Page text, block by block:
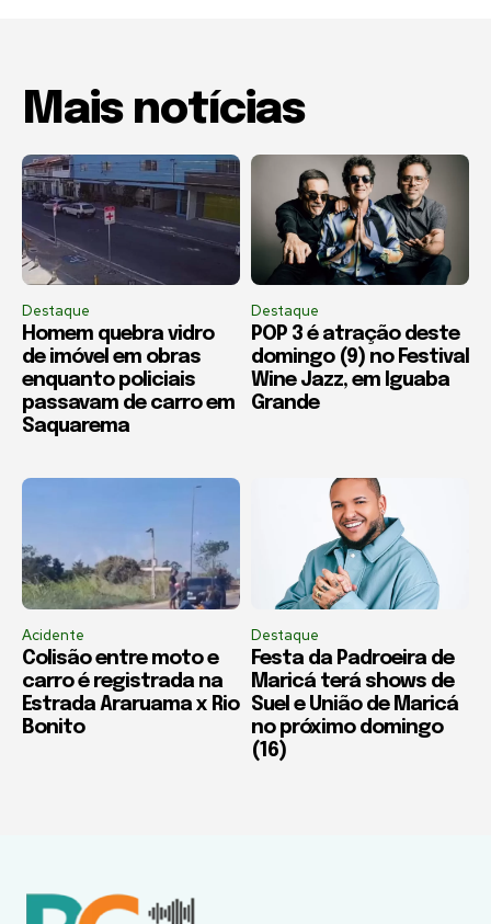
Mais notícias
Destaque
Homem quebra vidro
de imóvel em obras
enquanto policiais
passavam de carro em
Saquarema
Destaque
POP 3 é atração deste
domingo (9) no Festival
Wine Jazz, em Iguaba
Grande
Acidente
Colisão entre moto e
carro é registrada na
Estrada Araruama x Rio
Bonito
Destaque
Festa da Padroeira de
Maricá terá shows de
Suel e União de Maricá
no próximo domingo
(16)